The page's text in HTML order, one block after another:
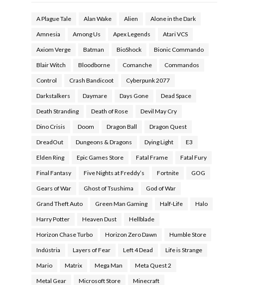
A Plague Tale Alan Wake Alien Alone in the Dark
Amnesia Among Us Apex Legends Atari VCS
Axiom Verge Batman BioShock Bionic Commando
Blair Witch Bloodborne Comanche Commandos
Control Crash Bandicoot Cyberpunk 2077
Darkstalkers Daymare Days Gone Dead Space
Death Stranding Death of Rose Devil May Cry
Dino Crisis Doom Dragon Ball Dragon Quest
DreadOut Dungeons & Dragons Dying Light E3
Elden Ring Epic Games Store Fatal Frame Fatal Fury
Final Fantasy Five Nights at Freddy’s Fortnite GOG
Gears of War Ghost of Tsushima God of War
Grand Theft Auto Green Man Gaming Half-Life Halo
Harry Potter Heaven Dust Hellblade
Horizon Chase Turbo Horizon Zero Dawn Humble Store
Indústria Layers of Fear Left 4 Dead Life is Strange
Mario Matrix Mega Man Meta Quest 2
Metal Gear Microsoft Store Minecraft